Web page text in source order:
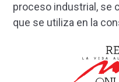
proceso industrial, se
que se utiliza en la